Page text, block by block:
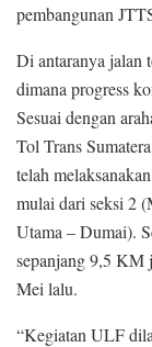
pembangunan
Di antaranya jalan
dimana progress
Sesuai dengan
Tol Trans
telah
mulai dari seksi 2
Utama – Dumai).
sepanjang 9,5 KM
Mei lalu.
“Kegiatan ULF